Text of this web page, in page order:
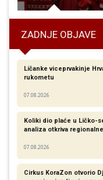
ZADNJE OBJAVE
Ličanke viceprvakinje
rukometu
07.08.2026
Koliki dio plaće u Ličko-
analiza otkriva
07.08.2026
Cirkus KoraZon otvorio